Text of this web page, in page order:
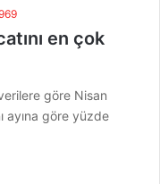
en çok
göre Nisan
ayına göre yüzde